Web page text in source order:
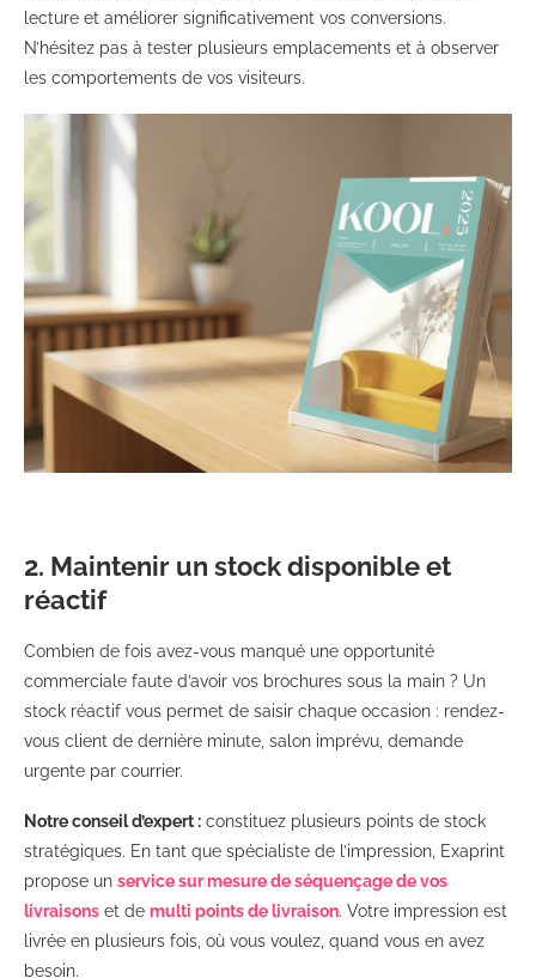
lecture et améliorer significativement vos conversions.
N’hésitez pas à tester plusieurs emplacements et à observer
les comportements de vos visiteurs.
2. Maintenir un stock disponible et
réactif
Combien de fois avez-vous manqué une opportunité
commerciale faute d’avoir vos brochures sous la main ? Un
stock réactif vous permet de saisir chaque occasion : rendez-
vous client de dernière minute, salon imprévu, demande
urgente par courrier.
Notre conseil d’expert : constituez plusieurs points de stock
stratégiques. En tant que spécialiste de l’impression, Exaprint
propose un service sur mesure de séquençage de vos
livraisons et de multi points de livraison. Votre impression est
livrée en plusieurs fois, où vous voulez, quand vous en avez
besoin.